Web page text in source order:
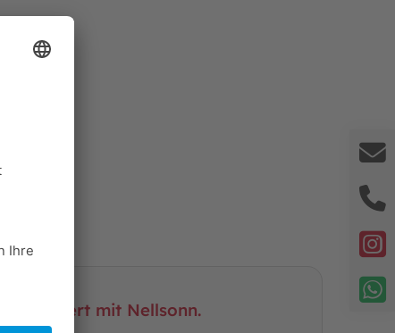
Mehrwert mit Nellsonn.